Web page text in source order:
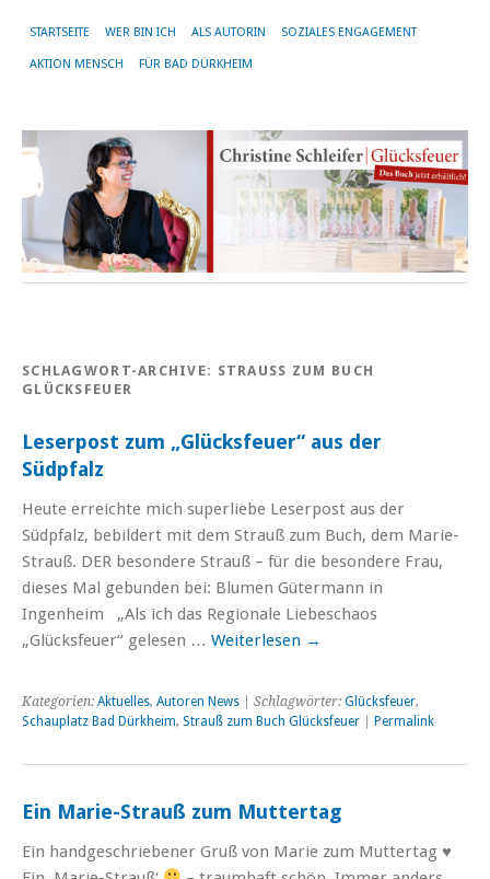
STARTSEITE WER BIN ICH ALS AUTORIN SOZIALES ENGAGEMENT
AKTION MENSCH FÜR BAD DÜRKHEIM
SCHLAGWORT-ARCHIVE: STRAUSS ZUM BUCH G
LÜCKSFEUER
Leserpost zum „Glücksfeuer“ aus der
Südpfalz
Heute erreichte mich superliebe Leserpost aus der
Südpfalz, bebildert mit dem Strauß zum Buch, dem Marie-
Strauß. DER besondere Strauß – für die besondere Frau,
dieses Mal gebunden bei: Blumen Gütermann in
Ingenheim „Als ich das Regionale Liebeschaos
„Glücksfeuer“ gelesen … Weiterlesen →
Kategorien: Aktuelles, Autoren News | Schlagwörter: Glücksfeuer,
Schauplatz Bad Dürkheim, Strauß zum Buch Glücksfeuer Permalink
Ein Marie-Strauß zum Muttertag
Ein handgeschriebener Gruß von Marie zum Muttertag ♥